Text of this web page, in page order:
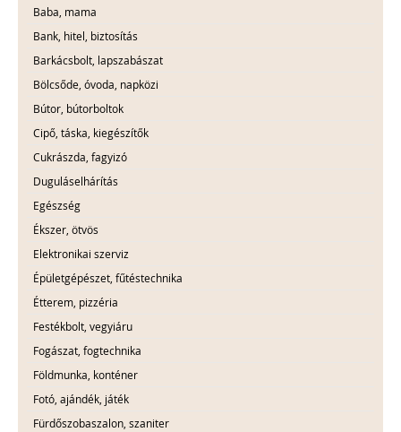
Baba, mama
Bank, hitel, biztosítás
Barkácsbolt, lapszabászat
Bölcsőde, óvoda, napközi
Bútor, bútorboltok
Cipő, táska, kiegészítők
Cukrászda, fagyizó
Duguláselhárítás
Egészség
Ékszer, ötvös
Elektronikai szerviz
Épületgépészet, fűtéstechnika
Étterem, pizzéria
Festékbolt, vegyiáru
Fogászat, fogtechnika
Földmunka, konténer
Fotó, ajándék, játék
Fürdőszobaszalon, szaniter